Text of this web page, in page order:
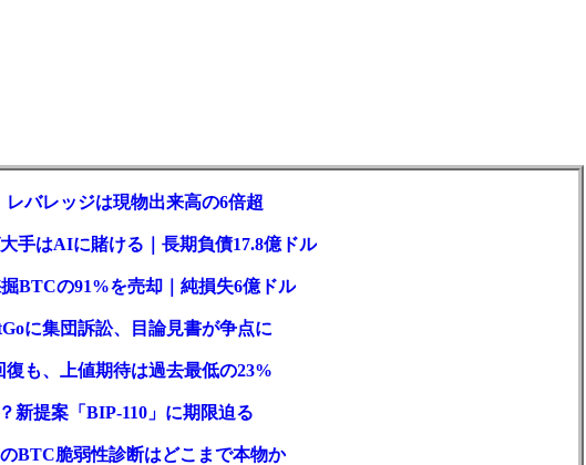
バレッジは現物出来高の6倍超
手はAIに賭ける｜長期負債17.8億ドル
BTCの91%を売却｜純損失6億ドル
に集団訴訟、目論見書が争点に
復も、上値期待は過去最低の23%
新提案「BIP-110」に期限迫る
BTC脆弱性診断はどこまで本物か